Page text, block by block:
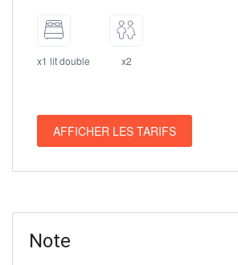
x1 lit double x2
AFFICHER LES TARIFS
Note